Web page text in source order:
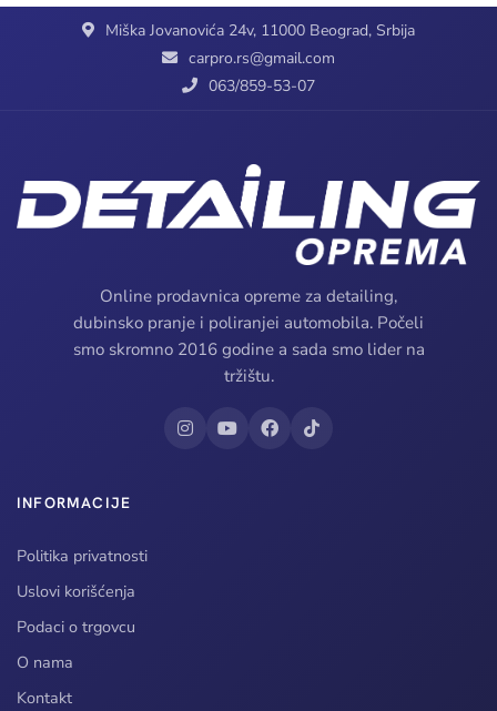
Miška Jovanovića 24v, 11000 Beograd, Srbija
carpro.rs@gmail.com
063/859-53-07
Online prodavnica opreme za detailing,
dubinsko pranje i poliranjei automobila. Počeli
smo skromno 2016 godine a sada smo lider na
tržištu.
INFORMACIJE
Politika privatnosti
Uslovi korišćenja
Podaci o trgovcu
O nama
Kontakt